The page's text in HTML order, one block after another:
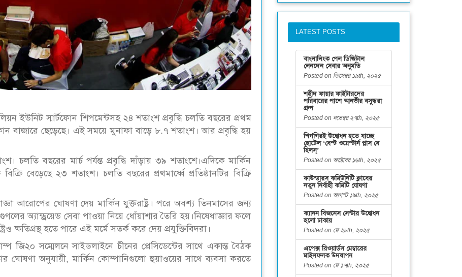
ইউনিট স্মার্টফোন শিপমেন্টসহ ২৪ শতাংশ প্রবৃদ্ধি চলতি বছরের প্রথম
বাজারে ছেড়েছে। এই সময়ে মুনাফা বাড়ে ৮.৭ শতাংশ। আর প্রবৃদ্ধি হয়
চলতি বছরের মার্চ পর্যন্ত প্রবৃদ্ধি দাঁড়ায় ৩৯ শতাংশে।এদিকে মার্কিন
বিক্রি বেড়েছে ২৩ শতাংশ। চলতি বছরের প্রথমার্ধ্বে প্রতিষ্ঠানটির বিক্রি
আরোপের ঘোষণা দেয় মার্কিন যুক্তরাষ্ট্র। পরে অবশ্য তিনমাসের জন্য
অ্যান্ড্রয়েড সেবা পাওয়া নিয়ে ধোঁয়াশার তৈরি হয়।নিষেধাজ্ঞার ফলে
ক্ষতিগ্রস্থ হতে পারে এই মর্মে সতর্ক করে দেয় প্রযুক্তিবিদরা।
জি২০ সম্মেলনে সাইডলাইনে চীনের প্রেসিডেন্টের সাথে একান্ত বৈঠক
ঘোষণা অনুযায়ী, মার্কিন কোম্পানিগুলো হুয়াওয়ের সাথে ব্যবসা করতে
LATEST POSTS
বাংলালিংক পেল ডিজিটাল
লেনদেন সেবার অনুমতি
Posted on ডিসেম্বর ১৯th, ২০২৫
শহীদ ফায়ার ফাইটারদের
পরিবারের পাশে আনভীর বসুন্ধরা
গ্রুপ
Posted on নভেম্বর ২৭th, ২০২৫
শিগগিরই উদ্বোধন হতে যাচ্ছে
হোটেল ‘বেস্ট ওয়েস্টার্ন প্লাস বে
হিলস্’
Posted on অক্টোবর ১৬th, ২০২৫
ফাউন্ডারস কমিউনিটি ক্লাবের
নতুন নির্বাহী কমিটি ঘোষণা
Posted on আগস্ট ১৯th, ২০২৫
ক্যানন বিজনেস সেন্টার উদ্বোধন
হলো ঢাকায়
Posted on মে ২৮th, ২০২৫
এপেক্স রিওয়ার্ডস মেম্বারের
মাইলফলক উদযাপন
Posted on মে ১৭th, ২০২৫